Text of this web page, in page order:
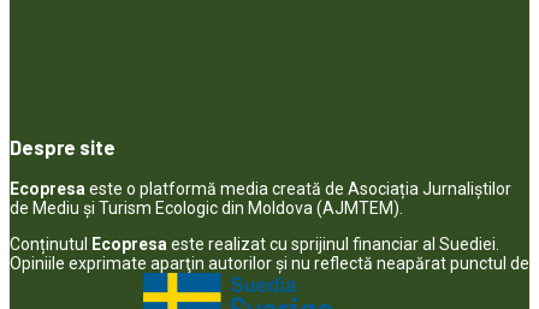
Despre site
Ecopresa este o platformă media creată de Asociația Jurnaliștilor
de Mediu și Turism Ecologic din Moldova (AJMTEM).
Conținutul Ecopresa este realizat cu sprijinul financiar al Suediei.
Opiniile exprimate aparţin autorilor şi nu reflectă neapărat punctul de